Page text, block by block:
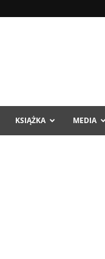
KSIĄŻKA MEDIA